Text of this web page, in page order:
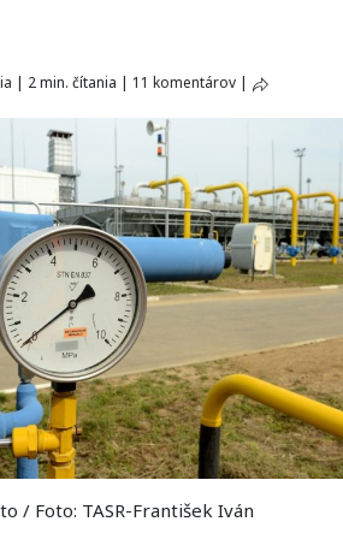
| 2 min. čítania | 11 komentárov |
/ Foto: TASR-František Iván